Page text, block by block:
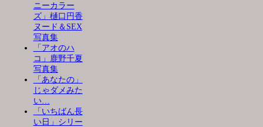
ニーカラー
ズ」樋口円香
ヌード＆SEX
写真集
「アオのハ
コ」鹿野千夏
写真集
「あなたの」
じゃダメみた
い…
「いちばん長
い日」シリー